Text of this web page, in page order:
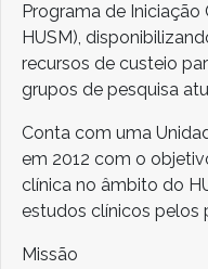
Programa de Iniciação
HUSM),
recursos de custeio
grupos de pesquisa
Conta com uma
em 2012 com o
clínica no âmbito do
estudos clínicos pelos
Missão